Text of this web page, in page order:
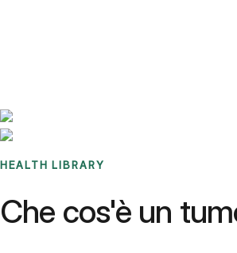
HEALTH LIBRARY
Che cos'è un